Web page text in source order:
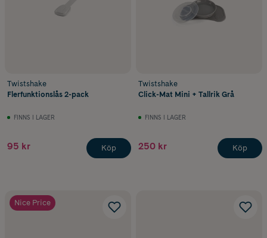
Twistshake
Flerfunktionslås 2-pack
FINNS I LAGER
95 kr Köp
Twistshake
Click-Mat Mini + Tallrik Grå
FINNS I LAGER
250 kr Köp
Nice Price